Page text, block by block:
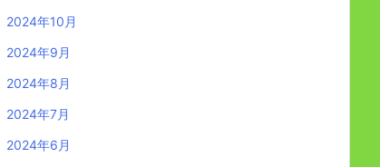
2024年10月
2024年9月
2024年8月
2024年7月
2024年6月